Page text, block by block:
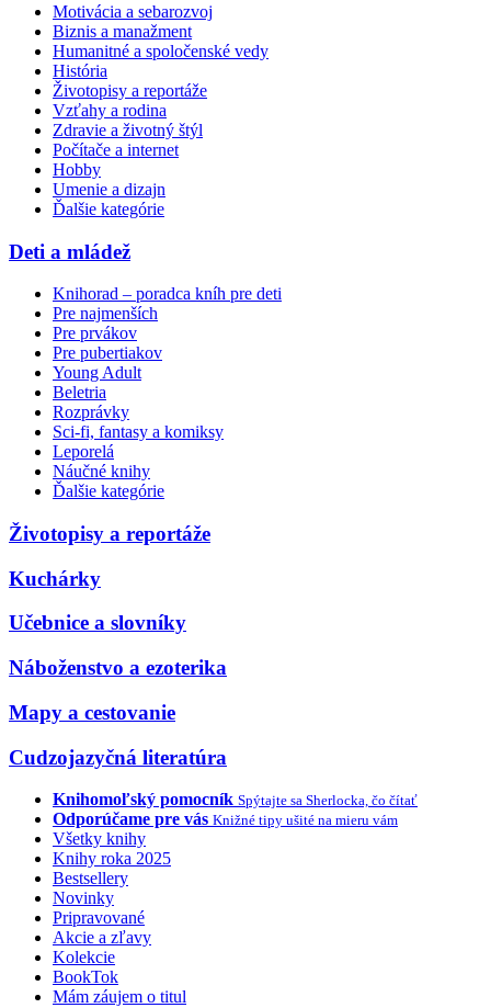
Motivácia a sebarozvoj
Biznis a manažment
Humanitné a spoločenské vedy
História
Životopisy a reportáže
Vzťahy a rodina
Zdravie a životný štýl
Počítače a internet
Hobby
Umenie a dizajn
Ďalšie kategórie
Deti a mládež
Knihorad – poradca kníh pre deti
Pre najmenších
Pre prvákov
Pre pubertiakov
Young Adult
Beletria
Rozprávky
Sci-fi, fantasy a komiksy
Leporelá
Náučné knihy
Ďalšie kategórie
Životopisy a reportáže
Kuchárky
Učebnice a slovníky
Náboženstvo a ezoterika
Mapy a cestovanie
Cudzojazyčná literatúra
Knihomoľský pomocník Spýtajte sa Sherlocka, čo čítať
Odporúčame pre vás Knižné tipy ušité na mieru vám
Všetky knihy
Knihy roka 2025
Bestsellery
Novinky
Pripravované
Akcie a zľavy
Kolekcie
BookTok
Mám záujem o titul